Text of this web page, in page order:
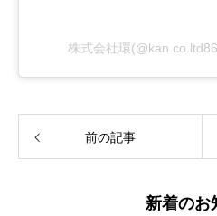
株式会社環
前の記事
新着のお